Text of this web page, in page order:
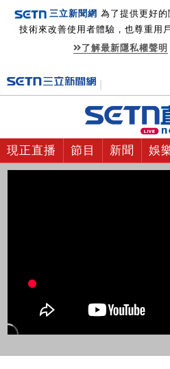
三立新聞網 為了提供更好
技術來改善使用者體驗，也尊重用
了解最新隱私權聲明
現正直播 節目 新聞 娛